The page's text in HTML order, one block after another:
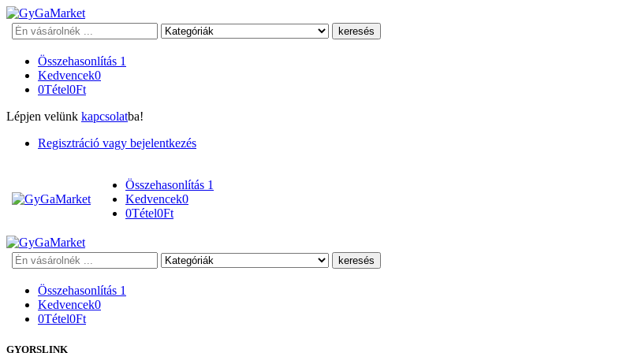
Keresés
Összehasonlítás 1
Kedvencek0
0Tétel0Ft
Lépjen velünk kapcsolatba!
Regisztráció vagy bejelentkezés
Összehasonlítás 1
Kedvencek0
0Tétel0Ft
Keresés
Összehasonlítás 1
Kedvencek0
0Tétel0Ft
GYORSLINK